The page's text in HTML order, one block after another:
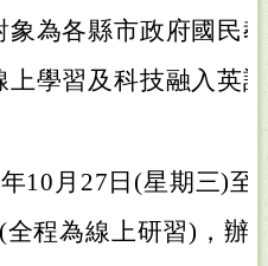
象為各縣市政府國民
上學習及科技融入英
10月27日(星期三)
程為線上研習)，辦